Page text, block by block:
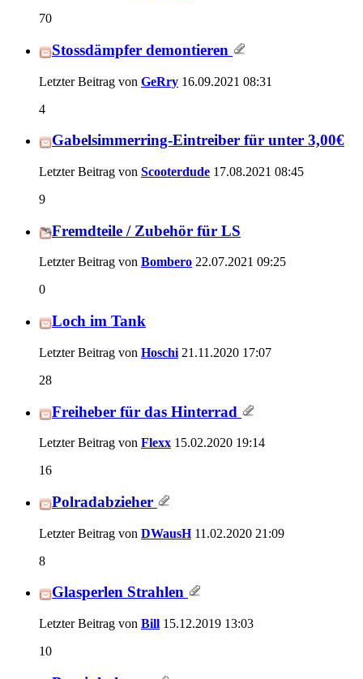
70
Stossdämpfer demontieren
Letzter Beitrag von GeRry 16.09.2021 08:31
4
Gabelsimmerring-Eintreiber für unter 3,00€
Letzter Beitrag von Scooterdude 17.08.2021 08:45
9
Fremdteile / Zubehör für LS
Letzter Beitrag von Bombero 22.07.2021 09:25
0
Loch im Tank
Letzter Beitrag von Hoschi 21.11.2020 17:07
28
Freiheber für das Hinterrad
Letzter Beitrag von Flexx 15.02.2020 19:14
16
Polradabzieher
Letzter Beitrag von DWausH11.02.2020 21:09
8
Glasperlen Strahlen
Letzter Beitrag von Bill 15.12.2019 13:03
10